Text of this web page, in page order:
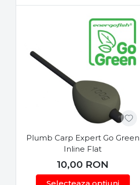
Plumb Carp Expert Go Green
Inline Flat
10,00 RON